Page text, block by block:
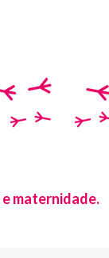
maternidade.